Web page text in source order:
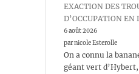
EXACTION DES
D’OCCUPATION EN
6 août 2026
par nicole Esterolle
On a connu la
géant vert